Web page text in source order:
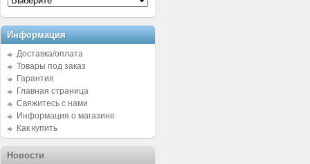
Информация
Доставка/оплата
Товары под заказ
Гарантия
Главная страница
Свяжитесь с нами
Информация о магазине
Как купить
Новости